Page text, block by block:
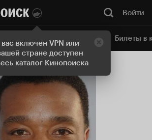
вас включен VPN или
стране доступен
каталог Кинопоиска
Войти
Онлайн-кинотеатр Билеты в